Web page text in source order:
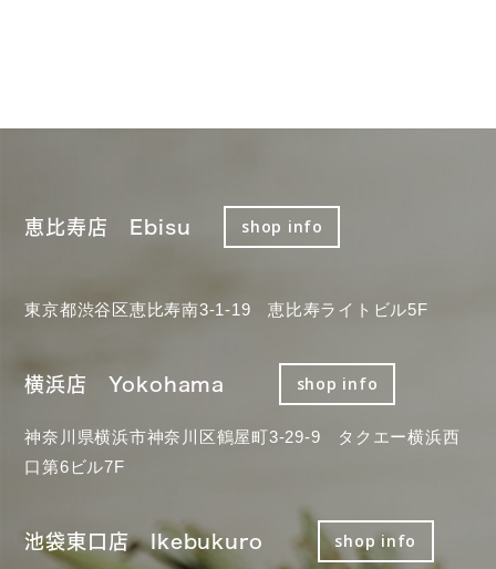
恵比寿店 Ebisu shop info
東京都渋谷区恵比寿南3-1-19 恵比寿ライトビル5F
横浜店 Yokohama shop info
神奈川県横浜市神奈川区鶴屋町3-29-9 タクエー横浜西
口第6ビル7F
池袋東口店 Ikebukuro shop info